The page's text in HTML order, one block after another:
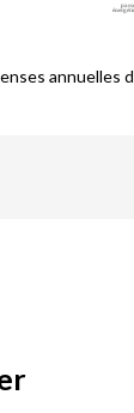
annuelles